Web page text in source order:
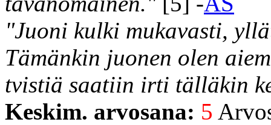
"Juoni kulki mukavasti,
Tämänkin juonen olen
tvistiä saatiin irti tälläkin
Keskim. arvosana: 5